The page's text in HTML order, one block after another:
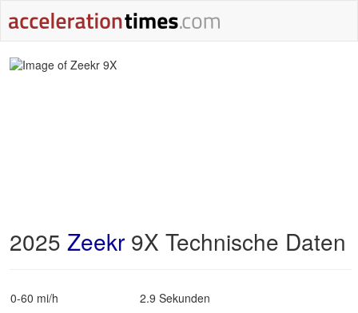
2025 Zeekr 9X Technische Daten
0-60 mi/h
2.9 Sekunden